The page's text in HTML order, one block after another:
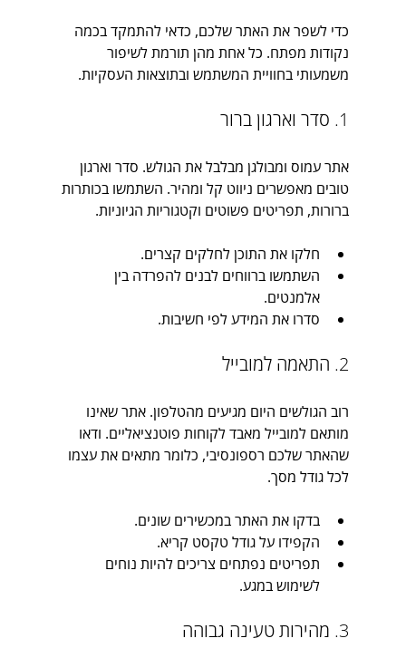
כדי לשפר את האתר שלכם, כדאי להתמקד בכמה
נקודות מפתח. כל אחת מהן תורמת לשיפור
משמעותי בחוויית המשתמש ובתוצאות העסקיות.
1. סדר וארגון ברור
אתר עמוס ומבולגן מבלבל את הגולש. סדר וארגון
טובים מאפשרים ניווט קל ומהיר. השתמשו בכותרות
ברורות, תפריטים פשוטים וקטגוריות הגיוניות.
חלקו את התוכן לחלקים קצרים.
השתמשו ברווחים לבנים להפרדה בין
אלמנטים.
סדרו את המידע לפי חשיבות.
2. התאמה למובייל
רוב הגולשים היום מגיעים מהטלפון. אתר שאינו
מותאם למובייל מאבד לקוחות פוטנציאליים. ודאו
שהאתר שלכם רספונסיבי, כלומר מתאים את עצמו
לכל גודל מסך.
בדקו את האתר במכשירים שונים.
הקפידו על גודל טקסט קריא.
תפריטים נפתחים צריכים להיות נוחים
לשימוש במגע.
3. מהירות טעינה גבוהה